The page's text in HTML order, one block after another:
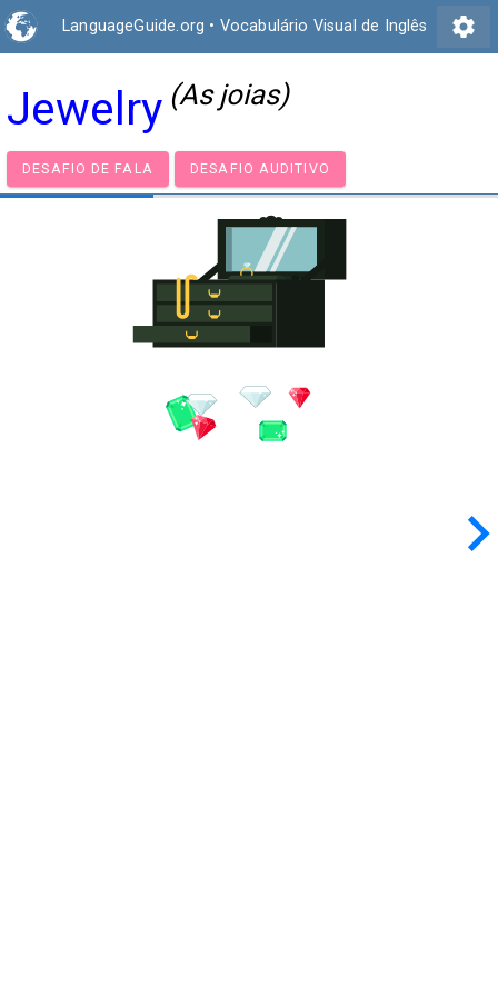
LanguageGuide.org • Vocabulário Visual de Inglês settings
Jewelry (As joias)
DESAFIO DE FALA DESAFIO AUDITIVO